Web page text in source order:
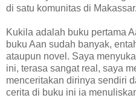
di satu komunitas di Makassar.
Kukila adalah buku pertama
buku Aan sudah banyak,
ataupun novel. Saya
ini, terasa sangat real, saya
menceritakan dirinya sendiri
cerita di buku ini ia